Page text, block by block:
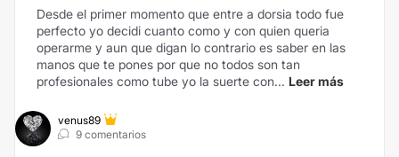
Desde el primer momento que entre a dorsia todo fue
perfecto yo decidi cuanto como y con quien queria
operarme y aun que digan lo contrario es saber en las
manos que te pones por que no todos son tan
profesionales como tube yo la suerte con... Leer más
venus89
9 comentarios